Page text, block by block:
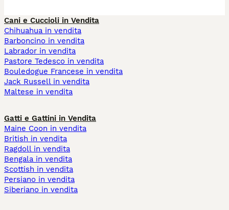
Cani e Cuccioli in Vendita
Chihuahua in vendita
Barboncino in vendita
Labrador in vendita
Pastore Tedesco in vendita
Bouledogue Francese in vendita
Jack Russell in vendita
Maltese in vendita
Gatti e Gattini in Vendita
Maine Coon in vendita
British in vendita
Ragdoll in vendita
Bengala in vendita
Scottish in vendita
Persiano in vendita
Siberiano in vendita